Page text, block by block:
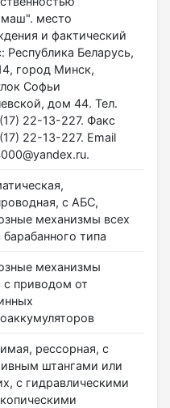
место
и фактический
Республика Беларусь,
город Минск,
Софьи
дом 44. Тел.
22-13-227. Факс
22-13-227. Email
с АБС,
механизмы всех
барабанного типа
механизмы
с приводом от
рессорная, с
штангами или
с гидравлическими